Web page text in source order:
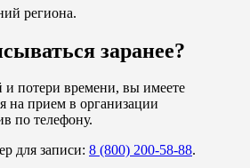
региона.
заранее?
и потери времени, вы имеете
на прием в организации
по телефону.
для записи: 8 (800) 200-58-88.